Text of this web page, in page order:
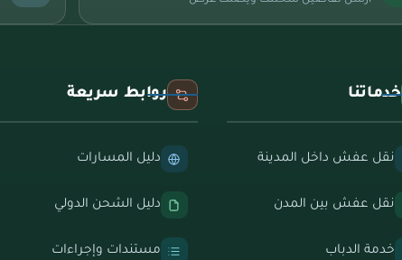
خدماتنا
نقل عفش داخل المدينة
نقل عفش بين المدن
خدمة الدباب
روابط سريعة
دليل المسارات
دليل الشحن الدولي
مستندات وإجراءات